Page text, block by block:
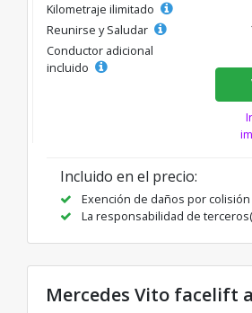
Kilometraje ilimitado
Reunirse y Saludar
Conductor adicional
incluido
Incluido en el precio:
Exención de daños por colisión
La responsabilidad de
Mercedes Vito facelift